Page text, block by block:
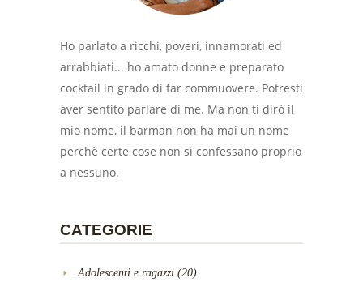
Ho parlato a ricchi, poveri, innamorati ed
arrabbiati... ho amato donne e preparato
cocktail in grado di far commuovere. Potresti
aver sentito parlare di me. Ma non ti dirò il
mio nome, il barman non ha mai un nome
perchè certe cose non si confessano proprio
a nessuno.
CATEGORIE
Adolescenti e ragazzi (20)